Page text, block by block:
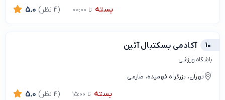
بسته تا 00:00 5.0 (4 نظر)
10 آکادمی بسکتبال آئین
باشگاه ورزشی
تهران، بزرگراه فهمیده، صارمی
بسته تا 15:00 5.0 (4 نظر)